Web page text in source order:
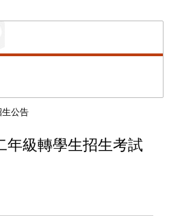
生公告
年級轉學生招生考試